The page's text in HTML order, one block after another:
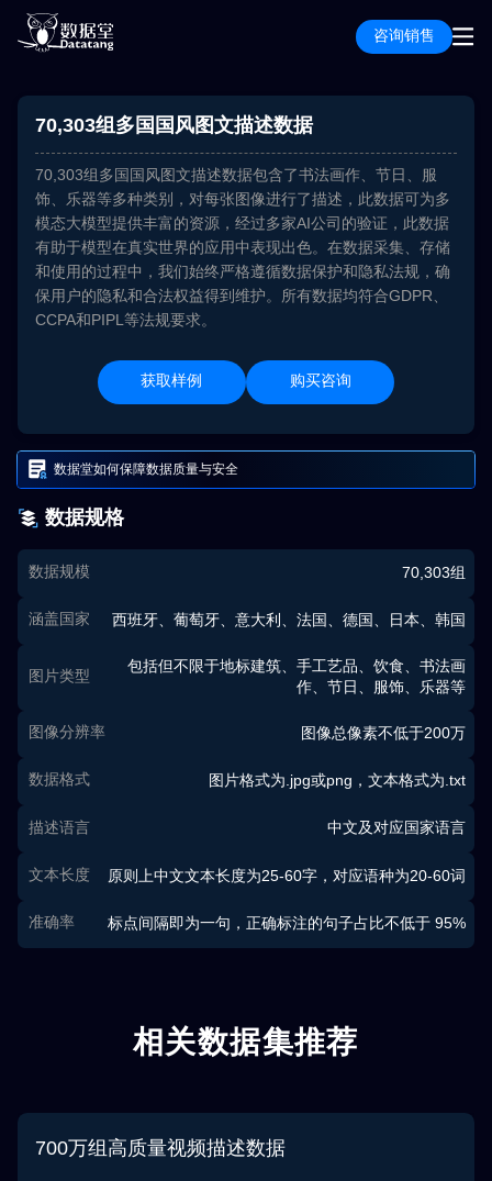
咨询销售
70,303组多国国风图文描述数据
70,303组多国国风图文描述数据包含了书法画作、节日、服
饰、乐器等多种类别，对每张图像进行了描述，此数据可为多
模态大模型提供丰富的资源，经过多家AI公司的验证，此数据
有助于模型在真实世界的应用中表现出色。在数据采集、存储
和使用的过程中，我们始终严格遵循数据保护和隐私法规，确
保用户的隐私和合法权益得到维护。所有数据均符合GDPR、
CCPA和PIPL等法规要求。
获取样例 购买咨询
数据堂如何保障数据质量与安全
数据规格
数据规模 70,303组
涵盖国家 西班牙、葡萄牙、意大利、法国、德国、日本、韩国
图片类型
包括但不限于地标建筑、手工艺品、饮食、书法画
作、节日、服饰、乐器等
图像分辨率 图像总像素不低于200万
数据格式 图片格式为.jpg或png，文本格式为.txt
描述语言 中文及对应国家语言
文本长度 原则上中文文本长度为25-60字，对应语种为20-60词
准确率 标点间隔即为一句，正确标注的句子占比不低于 95%
相关数据集推荐
质量视频描述数据